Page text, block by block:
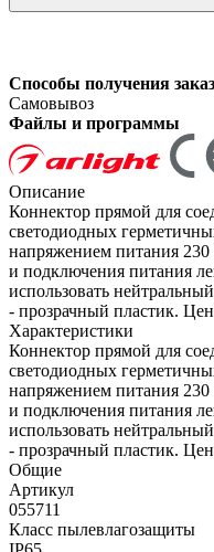
Способы получения
Самовывоз
Файлы и программы
Описание
Коннектор прямой для
светодиодных
напряжением питания 230
и подключения питания
использовать
- прозрачный пластик.
Характеристики
Коннектор прямой для
светодиодных
напряжением питания 230
и подключения питания
использовать
- прозрачный пластик.
Общие
Артикул
055711
Класс пылевлагозащиты